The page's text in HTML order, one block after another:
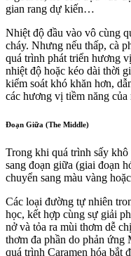
gian rang dự kiến…
Nhiệt độ đầu vào vô cùng
cháy. Nhưng nếu thấp, cà
quá trình phát triển hương
nhiệt độ hoặc kéo dài thời
kiểm soát khó khăn hơn,
các hương vị tiềm năng của
Đoạn Giữa (The Middle)
Trong khi quá trình sấy
sang đoạn giữa (giai đoạn
chuyển sang màu vàng
Các loại đường tự nhiên
học, kết hợp cùng sự giải
nở và tỏa ra mùi thơm dễ
thơm đa phần do phản ứng
quá trình Caramen hóa bắt